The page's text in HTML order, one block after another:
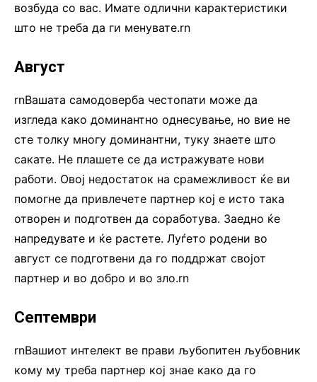
возбуда со вас. Имате одлични карактеристики
што не треба да ги менувате.rn
Август
rnВашата самодоверба честопати може да
изгледа како доминантно однесување, но вие не
сте толку многу доминантни, туку знаете што
сакате. Не плашете се да истражувате нови
работи. Овој недостаток на срамежливост ќе ви
помогне да привлечете партнер кој е исто така
отворен и подготвен да соработува. Заедно ќе
напредувате и ќе растете. Луѓето родени во
август се подготвени да го поддржат својот
партнер и во добро и во зло.rn
Септември
rnВашиот интелект ве прави љубопитен љубовник
кому му треба партнер кој знае како да го